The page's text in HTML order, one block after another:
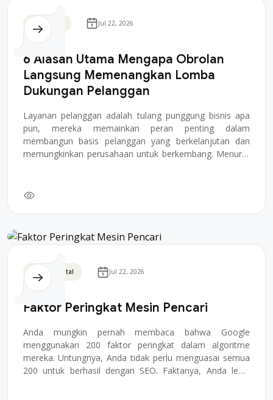
Jul 22, 2026
6 Alasan Utama Mengapa Obrolan
Langsung Memenangkan Lomba
Dukungan Pelanggan
Layanan pelanggan adalah tulang punggung bisnis apa
pun, mereka memainkan peran penting dalam
membangun basis pelanggan yang berkelanjutan dan
memungkinkan perusahaan untuk berkembang. Menurut
Bisnis Digital Jul 22, 2026
Faktor Peringkat Mesin Pencari
Anda mungkin pernah membaca bahwa Google
menggunakan 200 faktor peringkat dalam algoritme
mereka. Untungnya, Anda tidak perlu menguasai semua
200 untuk berhasil dengan SEO. Faktanya, Anda lebih